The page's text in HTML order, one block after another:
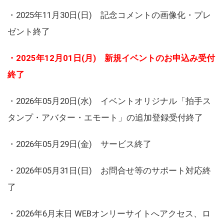
・2025年11月30日(日) 記念コメントの画像化・プレ
ゼント終了
・2025年12月01日(月) 新規イベントのお申込み受付
終了
・2026年05月20日(水) イベントオリジナル「拍手ス
タンプ・アバター・エモート」の追加登録受付終了
・2026年05月29日(金) サービス終了
・2026年05月31日(日) お問合せ等のサポート対応終
了
・2026年6月末日 WEBオンリーサイトへアクセス、ロ